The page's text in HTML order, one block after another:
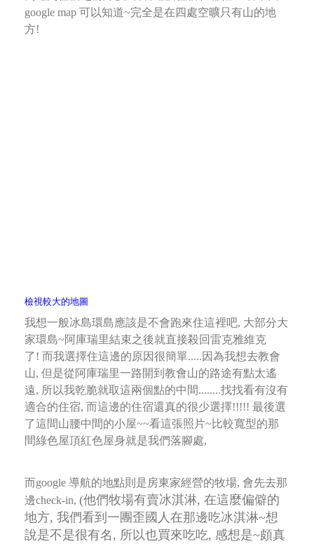
google map 可以知道~完全是在四處空曠只有山的地
方!
檢視較大的地圖
我想一般冰島環島應該是不會跑來住這裡吧, 大部分大
家環島~阿庫瑞里結束之後就直接殺回雷克雅維克
了! 而我選擇住這邊的原因很簡單.....因為我想去教會
山, 但是從阿庫瑞里一路開到教會山的路途有點太遙
遠, 所以我乾脆就取這兩個點的中間........找找看有沒有
適合的住宿, 而這邊的住宿還真的很少選擇!!!!! 最後選
了這間山腰中間的小屋~~看這張照片~比較寬型的那
間綠色屋頂紅色屋身就是我們落腳處,
而google 導航的地點則是房東家經營的牧場, 會先去那
邊check-in, (他們牧場有賣冰淇淋, 在這麼偏僻的
地方, 我們看到一團歪國人在那邊吃冰淇淋~想
說是不是很有名, 所以也買來吃吃, 感想是~頗真